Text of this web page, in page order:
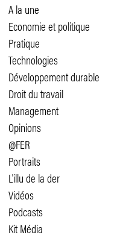
A la une
Economie et politique
Pratique
Technologies
Développement durable
Droit du travail
Management
Opinions
@FER
Portraits
L'illu de la der
Vidéos
Podcasts
Kit Média